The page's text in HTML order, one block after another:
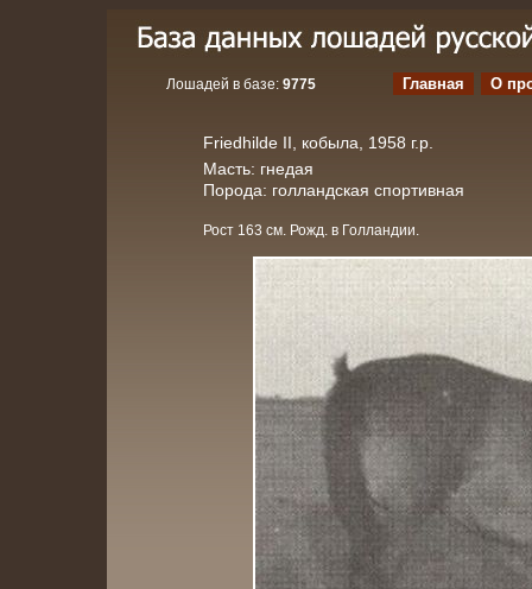
Лошадей в базе: 9775 Главная О
Friedhilde II, кобыла, 1958 г.р.
Масть: гнедая
Порода: голландская спортивная
Рост 163 см. Рожд. в Голландии.